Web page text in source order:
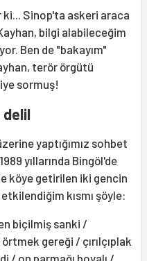
ki... Sinop'ta askeri araca
bilgi alabileceğim
Ben de "bakayım"
terör örgütü
sormuş!
delil
yaptığımız sohbet
yıllarında Bingöl'de
köye getirilen iki gencin
kısmı şöyle:
biçilmiş sanki /
gereği / çırılçıplak
/ on parmağı boyalı /